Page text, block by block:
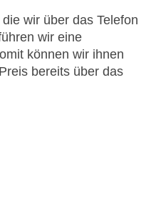
wir über das Telefon
wir eine
können wir ihnen
bereits über das